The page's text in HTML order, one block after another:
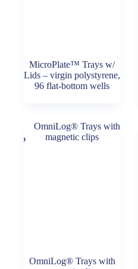
MicroPlate™ Trays w/
Lids – virgin polystyrene,
96 flat-bottom wells
OmniLog® Trays with